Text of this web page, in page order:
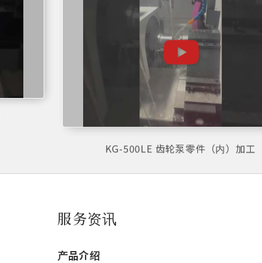
KG-500LE 齿轮泵零件（内）加工
服务资讯
产品介绍